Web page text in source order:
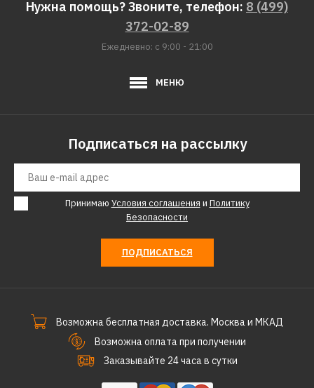
Нужна помощь? Звоните, телефон: 8 (499)
372-02-89
Ежедневно: с 9:00 - 21:00
МЕНЮ
Подписаться на рассылку
Принимаю Условия соглашения и Политику
Безопасности
ПОДПИСАТЬСЯ
Возможна бесплатная доставка. Москва и МКАД
Возможна оплата при получении
Заказывайте 24 часа в сутки